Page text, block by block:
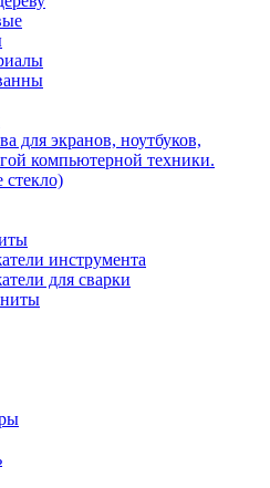
для экранов, ноутбуков,
компьютерной техники.
инструмента
для сварки